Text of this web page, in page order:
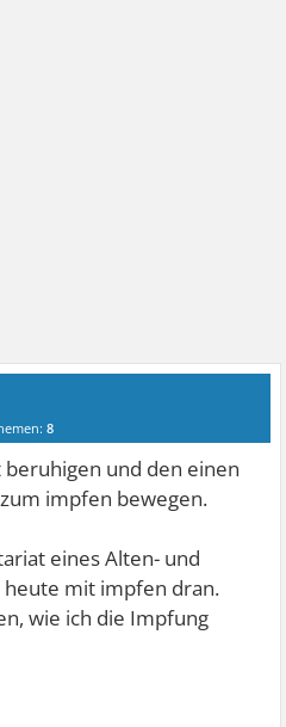
8
und den einen
impfen bewegen.
eines Alten- und
mit impfen dran.
wie ich die Impfung